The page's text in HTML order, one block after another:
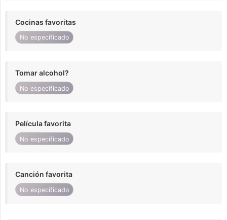
Cocinas favoritas
No especificado
Tomar alcohol?
No especificado
Película favorita
No especificado
Canción favorita
No especificado